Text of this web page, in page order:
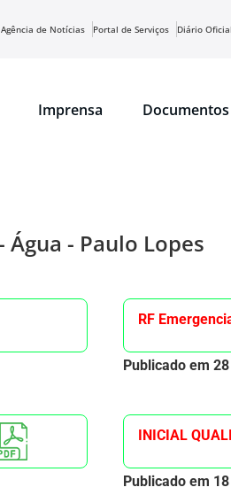
Agência de Notícias Portal de Serviços Diário Oficial
Imprensa Documentos
- Paulo Lopes
RF
Publicado em
INICIAL
Publicado em